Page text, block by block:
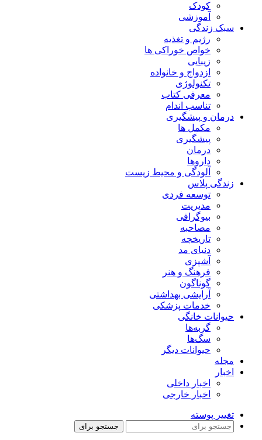
کودک
آموزشی
سبک زندگی
رژیم و تغذیه
خواص خوراکی ها
زیبایی
ازدواج و خانواده
تکنولوژی
معرفی کتاب
تناسب اندام
درمان و پیشگیری
مکمل ها
پیشگیری
درمان
داروها
آلودگی و محیط زیست
زندگی پلاس
توسعه فردی
مدیریت
بیوگرافی
مصاحبه
تاریخچه
دنیای مد
آشپزی
فرهنگ و هنر
گوناگون
آرایشی بهداشتی
خدمات پزشکی
حیوانات خانگی
گربه‌ها
سگ‌ها
حیوانات دیگر
مجله
اخبار
اخبار داخلی
اخبار خارجی
تغییر پوسته
جستجو برای